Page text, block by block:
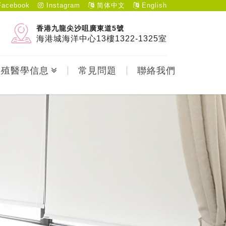
Instagram 简体中文 English
香港九龍尖沙咀廣東道5號
海港城海洋中心13樓1322-1325室
醫學信息 常見問題 聯絡我們